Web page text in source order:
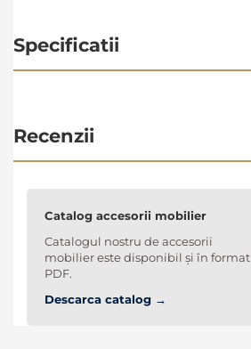
Specificatii
Recenzii
Catalog accesorii mobilier
Catalogul nostru de accesorii
mobilier este disponibil și în format
PDF.
Descarca catalog →